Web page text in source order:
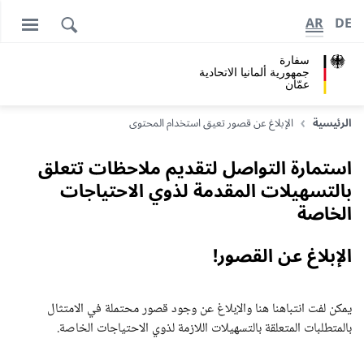
سفارة
جمهورية ألمانيا الاتحادية
عمّان
DE
AR
الرئيسية الإبلاغ عن قصور تعيق استخدام المحتوى
استمارة التواصل لتقديم ملاحظات تتعلق
بالتسهيلات المقدمة لذوي الاحتياجات
الخاصة
الإبلاغ عن القصور!
يمكن لفت انتباهنا هنا والإبلاغ عن وجود قصور محتملة في الامتثال
بالمتطلبات المتعلقة بالتسهيلات اللازمة لذوي الاحتياجات الخاصة.